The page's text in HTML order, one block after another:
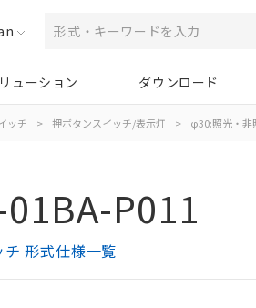
ューション ダウンロード
ッチ > 押ボタンスイッチ/表示灯 > φ30:照光・非
P011
形式仕様一覧